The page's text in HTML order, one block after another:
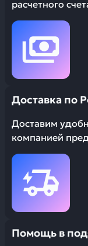
расчетного
Доставка по
Доставим
компанией
Помощь в